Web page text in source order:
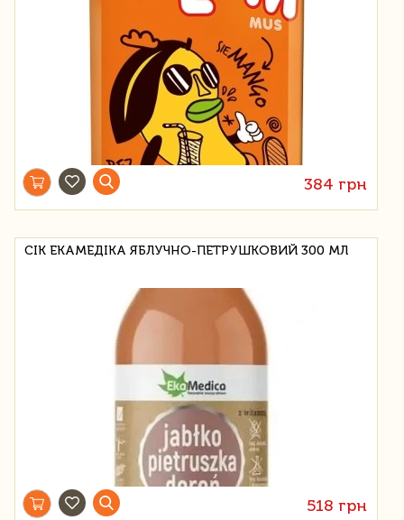
384 грн
СІК ЕКАМЕДІКА ЯБЛУЧНО-ПЕТРУШКОВИЙ 300 МЛ
518 грн